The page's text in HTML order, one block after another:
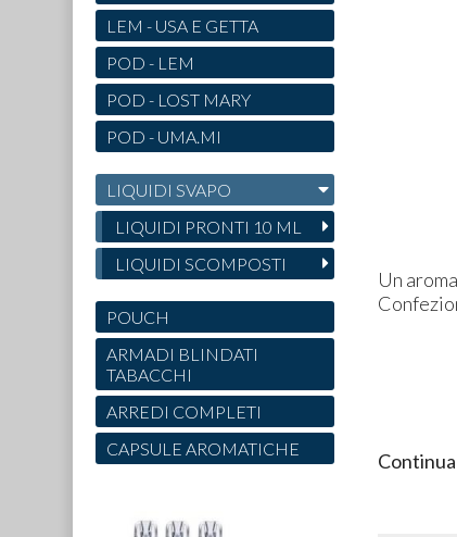
Un
LEM - USA E GETTA
POD - LEM
POD - LOST MARY
POD - UMA.MI
LIQUIDI SVAPO
LIQUIDI PRONTI 10 ML
LIQUIDI SCOMPOSTI
POUCH
ARMADI BLINDATI
TABACCHI
ARREDI COMPLETI
CAPSULE AROMATICHE